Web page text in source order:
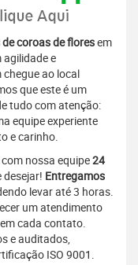
coroas de floresem
agilidade e
ao local
que este é um
tudo com atenção:
equipe experiente
e carinho.
nossa equipe24
desejar! Entregamos
levar até 3 horas.
um atendimento
cada contato.
e auditados,
ISO 9001.